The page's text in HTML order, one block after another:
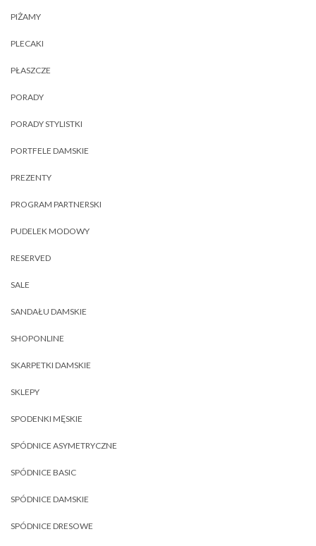
PIŻAMY
PLECAKI
PŁASZCZE
PORADY
PORADY STYLISTKI
PORTFELE DAMSKIE
PREZENTY
PROGRAM PARTNERSKI
PUDELEK MODOWY
RESERVED
SALE
SANDAŁU DAMSKIE
SHOPONLINE
SKARPETKI DAMSKIE
SKLEPY
SPODENKI MĘSKIE
SPÓDNICE ASYMETRYCZNE
SPÓDNICE BASIC
SPÓDNICE DAMSKIE
SPÓDNICE DRESOWE